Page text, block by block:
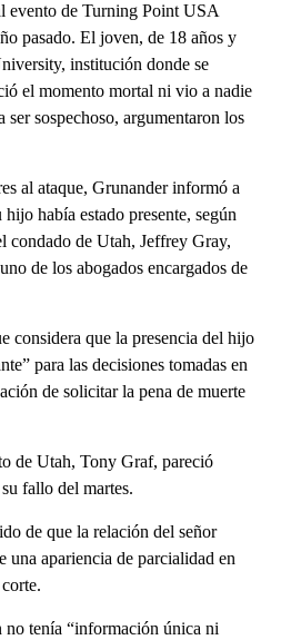
evento de Turning Point USA
pasado. El joven, de 18 años y
institución donde se
el momento mortal ni vio a nadie
sospechoso, argumentaron los
al ataque, Grunander informó a
había estado presente, según
condado de Utah, Jeffrey Gray,
de los abogados encargados de
considera que la presencia del hijo
para las decisiones tomadas en
de solicitar la pena de muerte
de Utah, Tony Graf, pareció
fallo del martes.
de que la relación del señor
una apariencia de parcialidad en
tenía “información única ni